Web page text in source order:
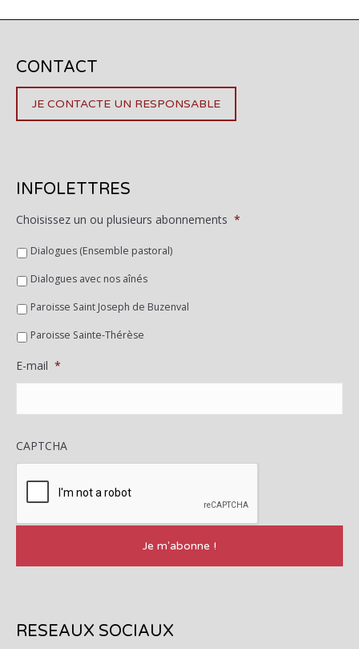
CONTACT
JE CONTACTE UN RESPONSABLE
INFOLETTRES
Choisissez un ou plusieurs abonnements *
Dialogues (Ensemble pastoral)
Dialogues avec nos aînés
Paroisse Saint Joseph de Buzenval
Paroisse Sainte-Thérèse
E-mail *
CAPTCHA
RESEAUX SOCIAUX